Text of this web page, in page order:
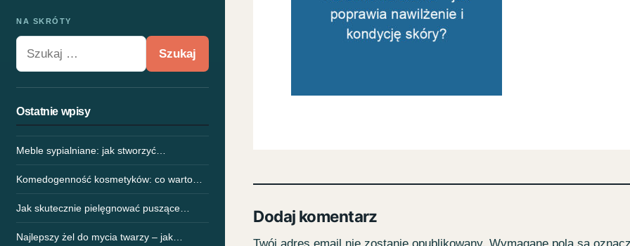
NA SKRÓTY
Ostatnie wpisy
Meble sypialniane: jak stworzyć…
Komedogenność kosmetyków: co warto…
Jak skutecznie pielęgnować puszące…
Najlepszy żel do mycia twarzy – jak…
Dodaj komentarz